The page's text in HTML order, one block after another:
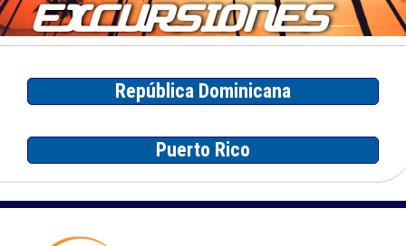
EXCURSIONES